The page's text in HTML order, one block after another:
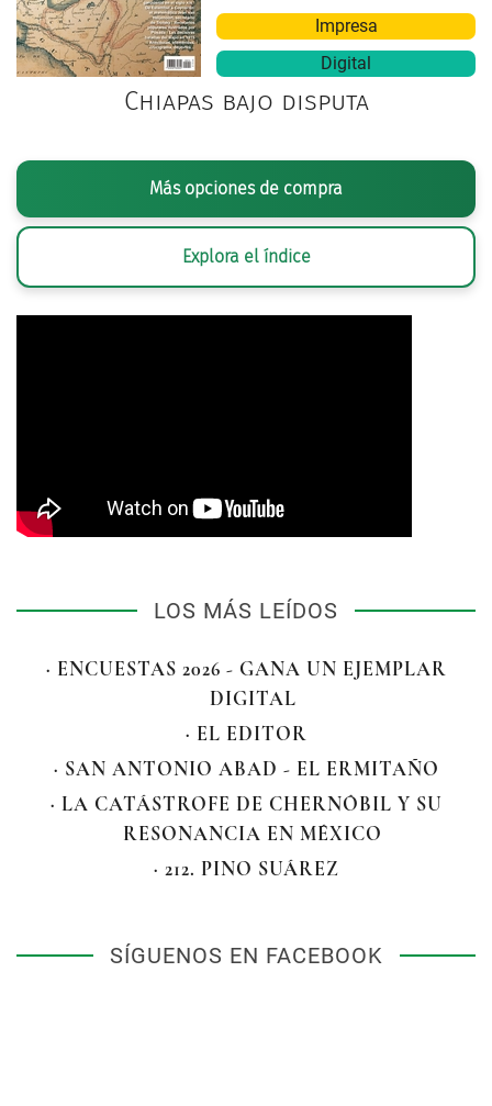
Impresa
Digital
Chiapas bajo disputa
Más opciones de compra
Explora el índice
LOS MÁS LEÍDOS
· ENCUESTAS 2026 - GANA UN EJEMPLAR
DIGITAL
· EL EDITOR
· SAN ANTONIO ABAD - EL ERMITAÑO
· LA CATÁSTROFE DE CHERNÓBIL Y SU
RESONANCIA EN MÉXICO
· 212. PINO SUÁREZ
SÍGUENOS EN FACEBOOK